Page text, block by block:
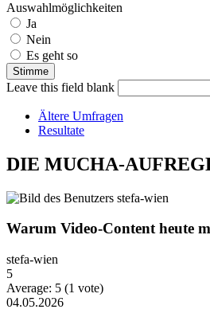
Auswahlmöglichkeiten
Ja
Nein
Es geht so
Leave this field blank
Ältere Umfragen
Resultate
DIE MUCHA-
Warum Video-Content heute
stefa-wien
5
Average: 5 (1 vote)
04.05.2026